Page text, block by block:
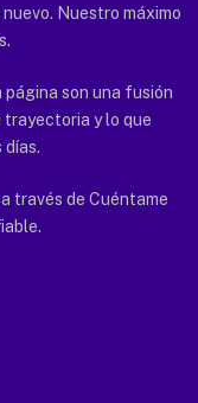
Nuestro máximo
página son una fusión
y lo que
través de Cuéntame